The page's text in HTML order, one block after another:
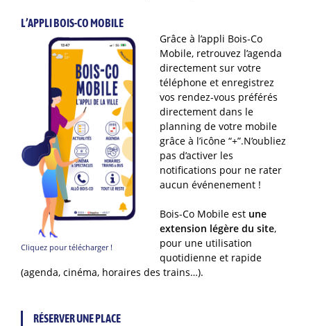
L’APPLI BOIS-CO MOBILE
Cliquez pour télécharger !
Grâce à l’appli Bois-Co
Mobile, retrouvez l’agenda
directement sur votre
téléphone et enregistrez
vos rendez-vous préférés
directement dans le
planning de votre mobile
grâce à l’icône “+”.N’oubliez
pas d’activer les
notifications pour ne rater
aucun événenement !
Bois-Co Mobile est une
extension légère du site,
pour une utilisation
quotidienne et rapide
(agenda, cinéma, horaires des trains…).
RÉSERVER UNE PLACE